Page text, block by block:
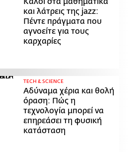
και λάτρεις της jazz:
Πέντε πράγματα που
αγνοείτε για τους
καρχαρίες
ΤECH & SCIENCE
Αδύναμα χέρια και θολή
όραση: Πώς η
τεχνολογία μπορεί να
επηρεάσει τη φυσική
κατάσταση